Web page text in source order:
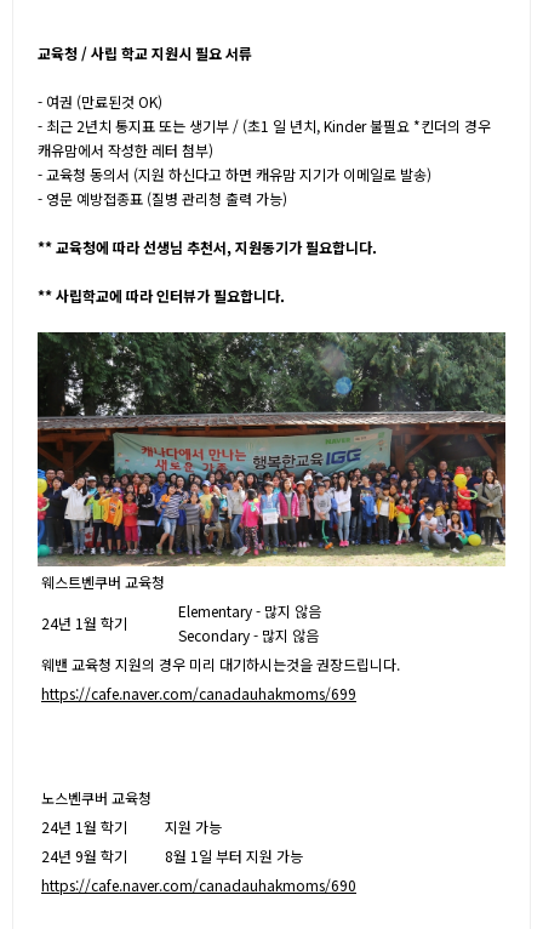
교육청 / 사립 학교 지원시 필요 서류
- 여권 (만료된것 OK)
- 최근 2년치 통지표 또는 생기부 / (초1 일 년치, Kinder 불필요 *킨더의 경우
캐유맘에서 작성한 레터 첨부)
- 교육청 동의서 (지원 하신다고 하면 캐유맘 지기가 이메일로 발송)
- 영문 예방접종표 (질병 관리청 출력 가능)
** 교육청에 따라 선생님 추천서, 지원동기가 필요합니다.
** 사립학교에 따라 인터뷰가 필요합니다.
웨스트벤쿠버 교육청
24년 1월 학기
Elementary - 많지 않음
Secondary - 많지 않음
웨밴 교육청 지원의 경우 미리 대기하시는것을 권장드립니다.
https://cafe.naver.com/canadauhakmoms/699
노스벤쿠버 교육청
24년 1월 학기
지원 가능
24년 9월 학기
8월 1일 부터 지원 가능
https://cafe.naver.com/canadauhakmoms/690